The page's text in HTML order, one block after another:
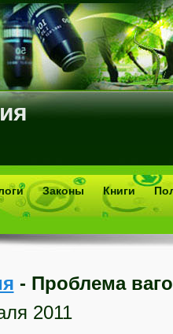
Законы Книги
- Проблема
2011